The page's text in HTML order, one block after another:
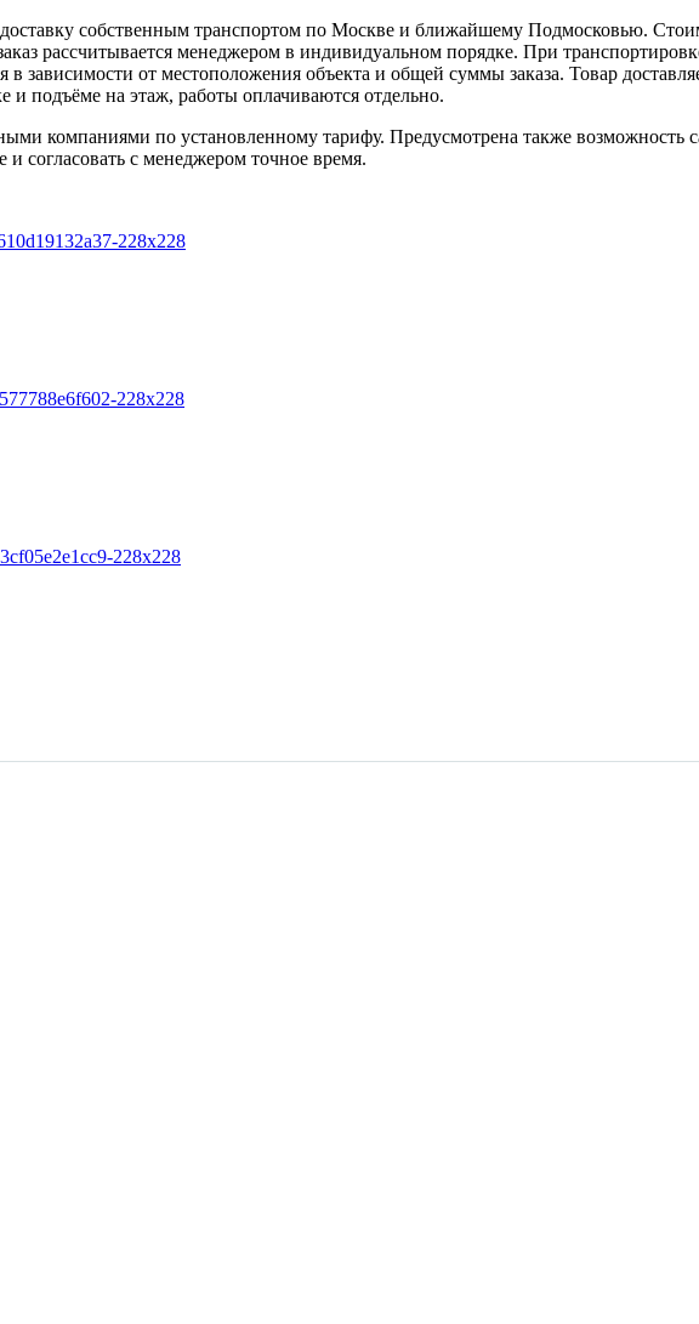
собственным транспортом по Москве и ближайшему Подмосковью.
рассчитывается менеджером в индивидуальном порядке. При
в зависимости от местоположения объекта и общей суммы заказа. Товар
и подъёме на этаж, работы оплачиваются отдельно.
компаниями по установленному тарифу. Предусмотрена также возможность
согласовать с менеджером точное время.